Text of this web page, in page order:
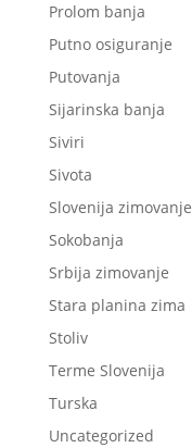
Prolom banja
Putno osiguranje
Putovanja
Sijarinska banja
Siviri
Sivota
Slovenija zimovanje
Sokobanja
Srbija zimovanje
Stara planina zima
Stoliv
Terme Slovenija
Turska
Uncategorized